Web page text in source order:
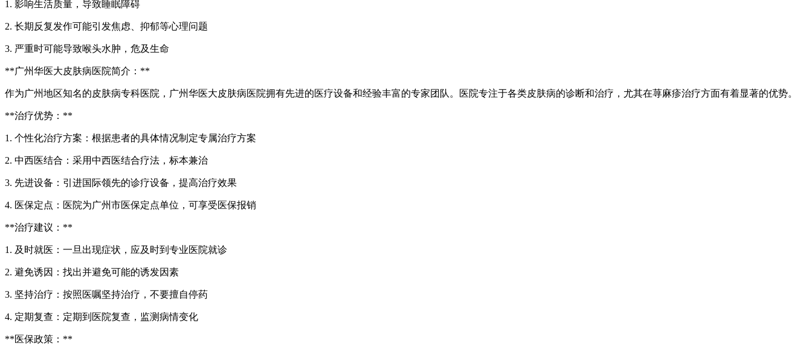
1. 影响生活质量，导致睡眠障碍
2. 长期反复发作可能引发焦虑、抑郁等心理问题
3. 严重时可能导致喉头水肿，危及生命
**广州华医大皮肤病医院简介：**
作为广州地区知名的皮肤病专科医院，广州华医大皮肤病医院拥有先进的医疗设备和经验丰富的专家团队。医院专注于各类皮肤病的诊断和治疗，尤其在荨麻疹治疗方面有着显著的优势。
**治疗优势：**
1. 个性化治疗方案：根据患者的具体情况制定专属治疗方案
2. 中西医结合：采用中西医结合疗法，标本兼治
3. 先进设备：引进国际领先的诊疗设备，提高治疗效果
4. 医保定点：医院为广州市医保定点单位，可享受医保报销
**治疗建议：**
1. 及时就医：一旦出现症状，应及时到专业医院就诊
2. 避免诱因：找出并避免可能的诱发因素
3. 坚持治疗：按照医嘱坚持治疗，不要擅自停药
4. 定期复查：定期到医院复查，监测病情变化
**医保政策：**